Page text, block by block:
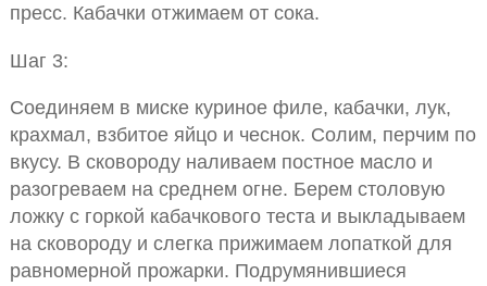
пресс. Кабачки отжимаем от сока.
Шаг 3:
Соединяем в миске куриное филе, кабачки, лук,
крахмал, взбитое яйцо и чеснок. Солим, перчим по
вкусу. В сковороду наливаем постное масло и
разогреваем на среднем огне. Берем столовую
ложку с горкой кабачкового теста и выкладываем
на сковороду и слегка прижимаем лопаткой для
равномерной прожарки. Подрумянившиеся